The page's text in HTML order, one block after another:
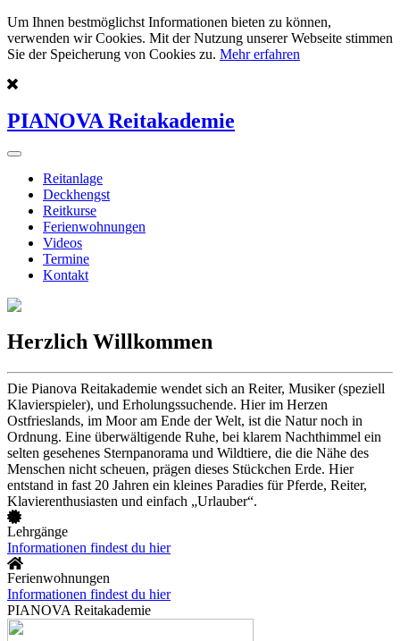
Um Ihnen bestmöglichst Informationen bieten zu können,
verwenden wir Cookies. Mit der Nutzung unserer Webseite stimmen
Sie der Speicherung von Cookies zu. Mehr erfahren
PIANOVA Reitakademie
Reitanlage
Deckhengst
Reitkurse
Ferienwohnungen
Videos
Termine
Kontakt
Herzlich Willkommen
Die Pianova Reitakademie wendet sich an Reiter, Musiker (speziell
Klavierspieler), und Erholungssuchende. Hier im Herzen
Ostfrieslands, im Moor am Ende der Welt, ist die Natur noch in
Ordnung. Eine überwältigende Ruhe, bei klarem Nachthimmel ein
selten gesehenes Sternpanorama und Wildtiere, die die Nähe des
Menschen nicht scheuen, prägen dieses Stückchen Erde. Hier
entstand in fast 20 Jahren ein kleines Paradies für Pferde, Reiter,
Klavierenthusiasten und einfach „Urlauber“.
Lehrgänge
Informationen findest du hier
Ferienwohnungen
Informationen findest du hier
PIANOVA Reitakademie